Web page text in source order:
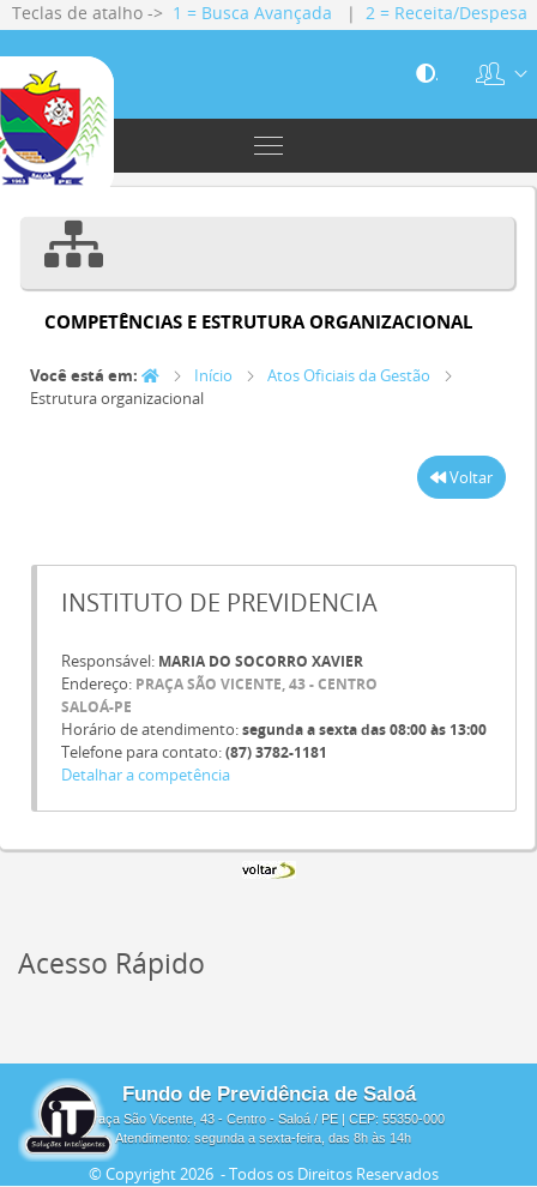
Teclas de atalho -> 1 = Busca Avançada | 2 = Receita/Despesa
|3 = Gestão Fiscal|4 = Servidores|5 = Licitações|6 =
Contratos
.
COMPETÊNCIAS E ESTRUTURA ORGANIZACIONAL
Você está em: Início
Atos Oficiais da Gestão
Estrutura organizacional
Voltar
INSTITUTO DE PREVIDENCIA
Responsável: MARIA DO SOCORRO XAVIER
Endereço: PRAÇA SÃO VICENTE, 43 - CENTRO
SALOÁ-PE
Horário de atendimento:segunda a sexta das 08:00 às 13:00
Telefone para contato:(87) 3782-1181
Detalhar a competência
Acesso Rápido
Fundo de Previdência de Saloá
Praça São Vicente, 43 - Centro - Saloá / PE | CEP: 55350-000
Atendimento: segunda a sexta-feira, das 8h às 14h
© Copyright2026 - Todos os Direitos Reservados